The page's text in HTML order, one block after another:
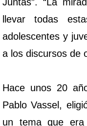
llevar todas
adolescentes y
a los discursos de
Hace unos 20
Pablo Vassel,
un tema que